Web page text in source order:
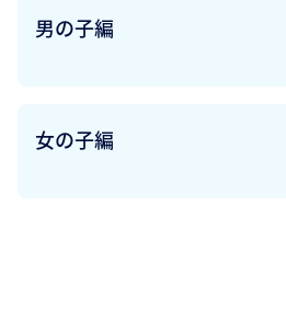
男の子編
女の子編